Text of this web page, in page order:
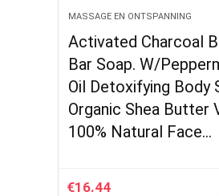
MASSAGE EN ONTSPANNING
Activated Charcoal
Bar Soap. W/
Oil Detoxifying Body
Organic Shea Butter
100% Natural Face…
€16.44